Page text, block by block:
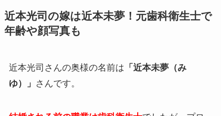
近本光司の嫁は近本未夢！元歯科衛生士で
年齢や顔写真も
近本光司さんの奥様の名前は 「近本未夢（み
ゆ）」 さんです。